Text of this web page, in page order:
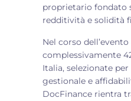
proprietario fondato
redditività e solidità
Nel corso
complessivamente
Italia, selezionate
gestionale e
DocFinance rientra